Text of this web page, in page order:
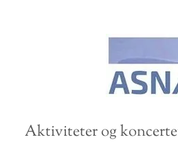
Aktiviteter og